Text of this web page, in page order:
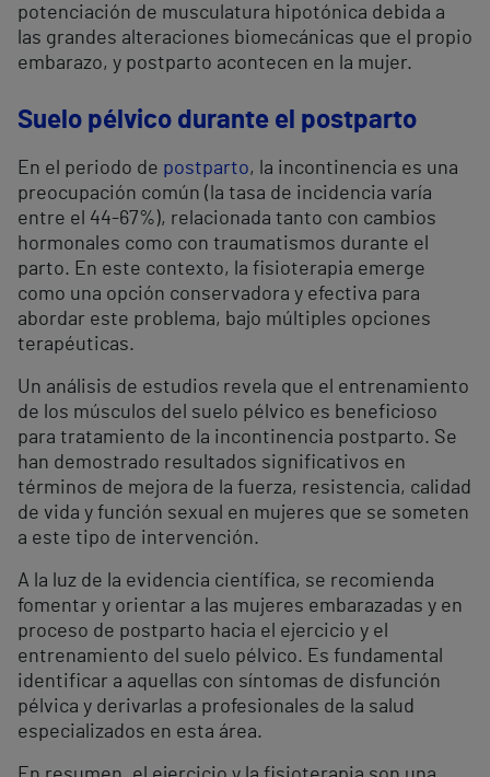
potenciación de musculatura hipotónica debida a
las grandes alteraciones biomecánicas que el propio
embarazo, y postparto acontecen en la mujer.
Suelo pélvico durante el postparto
En el periodo de postparto, la incontinencia es una
preocupación común (la tasa de incidencia varía
entre el 44-67%), relacionada tanto con cambios
hormonales como con traumatismos durante el
parto. En este contexto, la fisioterapia emerge
como una opción conservadora y efectiva para
abordar este problema, bajo múltiples opciones
terapéuticas.
Un análisis de estudios revela que el entrenamiento
de los músculos del suelo pélvico es beneficioso
para tratamiento de la incontinencia postparto. Se
han demostrado resultados significativos en
términos de mejora de la fuerza, resistencia, calidad
de vida y función sexual en mujeres que se someten
a este tipo de intervención.
A la luz de la evidencia científica, se recomienda
fomentar y orientar a las mujeres embarazadas y en
proceso de postparto hacia el ejercicio y el
entrenamiento del suelo pélvico. Es fundamental
identificar a aquellas con síntomas de disfunción
pélvica y derivarlas a profesionales de la salud
especializados en esta área.